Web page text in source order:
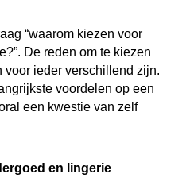
“waarom kiezen voor
De reden om te kiezen
ieder verschillend zijn.
voordelen op een
een kwestie van zelf
en lingerie